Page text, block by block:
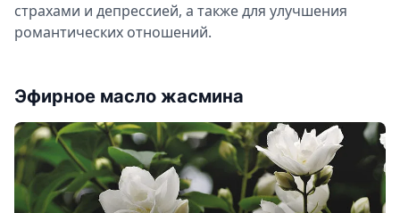
страхами и депрессией, а также для улучшения
романтических отношений.
Эфирное масло жасмина